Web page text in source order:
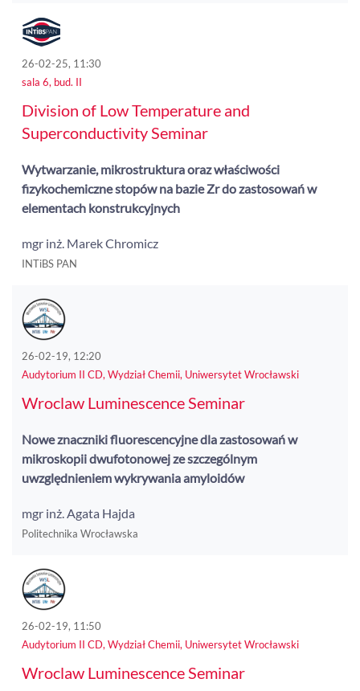
26-02-25, 11:30
sala 6, bud. II
Division of Low Temperature and
Superconductivity Seminar
Wytwarzanie, mikrostruktura oraz właściwości
fizykochemiczne stopów na bazie Zr do zastosowań w
elementach konstrukcyjnych
mgr inż. Marek Chromicz
INTiBS PAN
26-02-19, 12:20
Audytorium II CD, Wydział Chemii, Uniwersytet Wrocławski
Wroclaw Luminescence Seminar
Nowe znaczniki fluorescencyjne dla zastosowań w
mikroskopii dwufotonowej ze szczególnym
uwzględnieniem wykrywania amyloidów
mgr inż. Agata Hajda
Politechnika Wrocławska
26-02-19, 11:50
Audytorium II CD, Wydział Chemii, Uniwersytet Wrocławski
Wroclaw Luminescence Seminar